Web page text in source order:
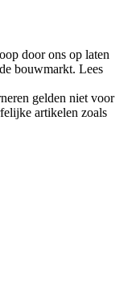
door ons op laten
bouwmarkt. Lees
gelden niet voor
artikelen zoals